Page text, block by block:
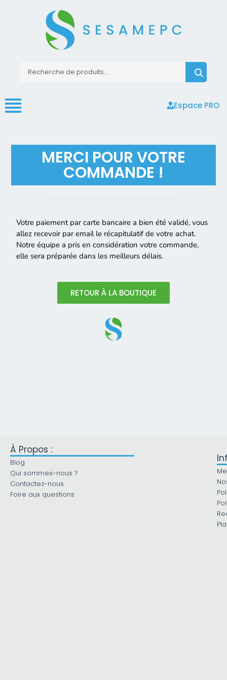
Espace PRO
MERCI POUR VOTRE
COMMANDE !
Votre paiement par carte bancaire a bien été validé, vous
allez recevoir par email le récapitulatif de votre achat.
Notre équipe a pris en considération votre commande,
elle sera préparée dans les meilleurs délais.
RETOUR À LA BOUTIQUE
À Propos :
Blog
Qui sommes-nous ?
Contactez-nous
Foire aux questions